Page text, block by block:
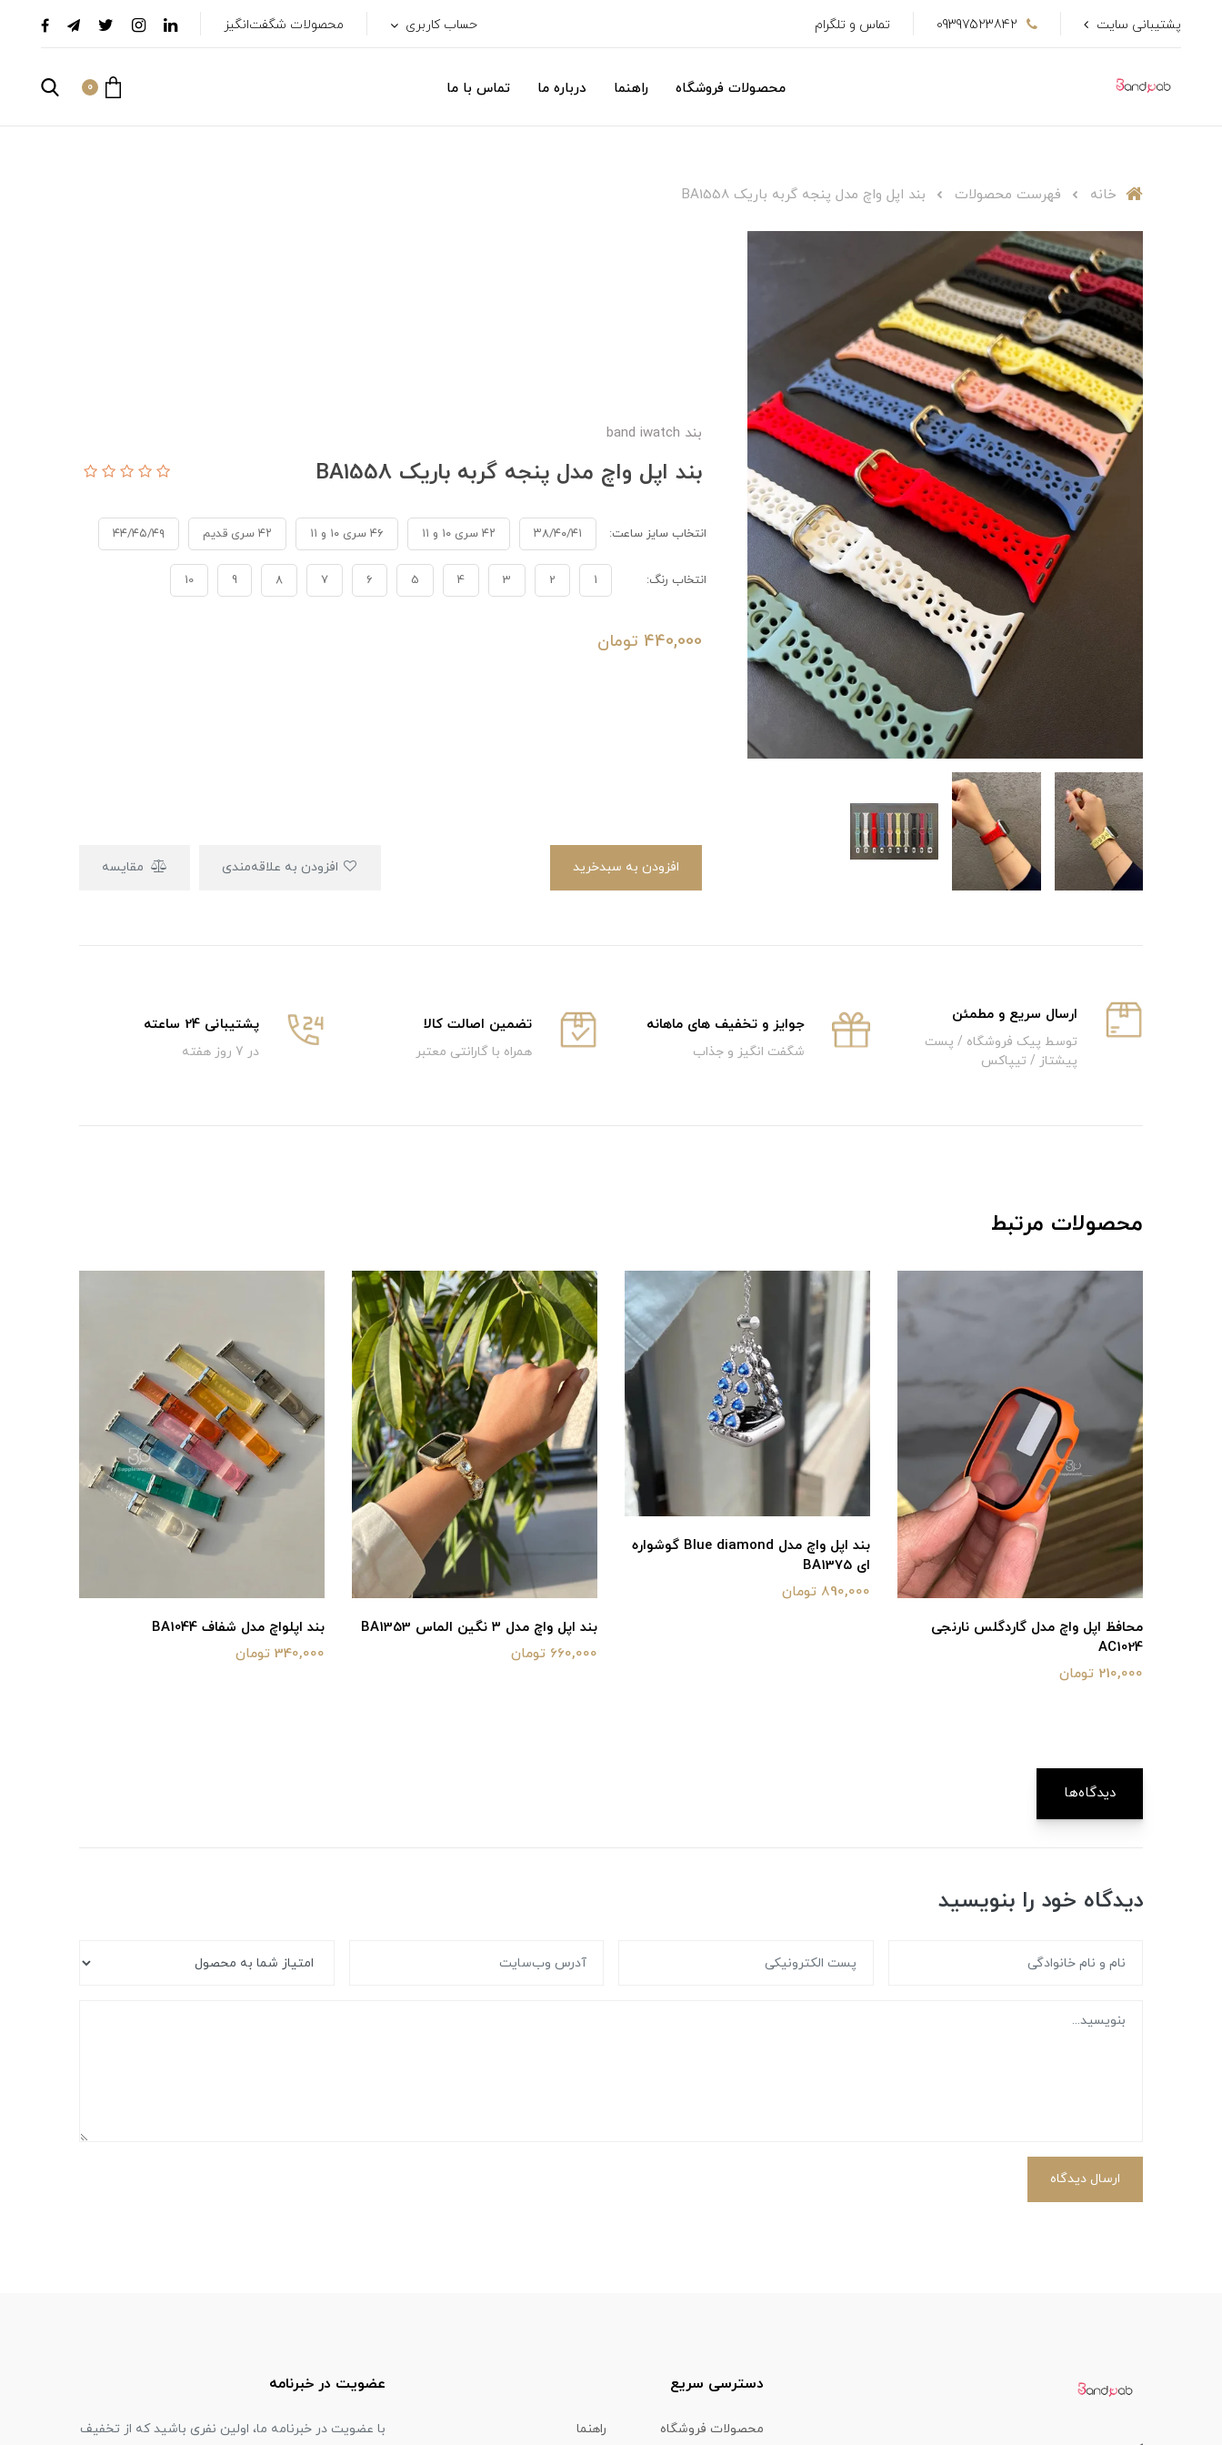
پشتیبانی سایت 09397523842 تماس و تلگرام حساب کاربری محصولات شگفت‌انگیز
محصولات فروشگاه راهنما درباره ما تماس با ما 0
خانه فهرست محصولات بند اپل واچ مدل پنجه گربه باریک BA1558
بند band iwatch
بند اپل واچ مدل پنجه گربه باریک BA1558
انتخاب سایز ساعت: ۳۸/۴۰/۴۱ ۴۲ سری ۱۰ و ۱۱ ۴۶ سری ۱۰ و ۱۱ ۴۲ سری قدیم ۴۴/۴۵/۴۹
انتخاب رنگ: 1
2
3
4
5
6
7
8
9
10
440,000 تومان
افزودن به سبدخرید مقایسه
ارسال سریع و‌ مطمئن
توسط پیک فروشگاه / پست
پیشتاز / تیپاکس
جوایز و تخفیف های ماهانه
شگفت انگیز و جذاب
تضمین اصالت کالا
همراه با گارانتی معتبر
پشتیبانی 24 ساعته
در 7 روز هفته
محصولات مرتبط
محافظ اپل واچ مدل گاردگلس نارنجی
AC1024
210,000 تومان
بند اپل واچ مدل Blue diamond گوشواره
ای BA1375
890,000 تومان
بند اپل واچ مدل ۳ نگین الماس BA1353
660,000 تومان
بند اپلواچ مدل شفاف BA1044
340,000 تومان
دیدگاه‌ها
دیدگاه خود را بنویسید
ارسال دیدگاه
دسترسی سریع
محصولات فروشگاه راهنما
عضویت در خبرنامه
با عضویت در خبرنامه ما، اولین نفری باشید که از تخفیف